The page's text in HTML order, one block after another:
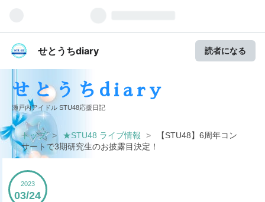
せとうちdiary 読者になる
せとうちdiary
瀬戸内アイドル STU48応援日記
トップ > ★STU48 ライブ情報 >
【STU48】6周年コン
サートで3期研究生のお披露目決定！
2023
03 24